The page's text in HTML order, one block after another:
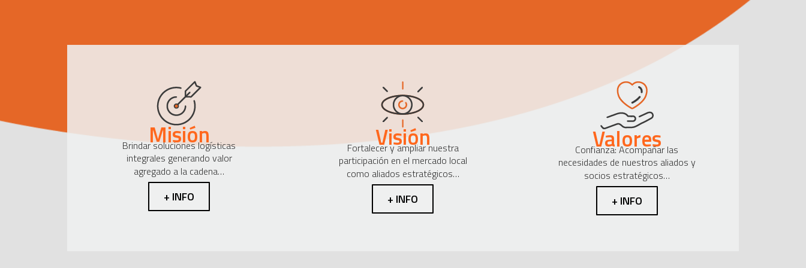
Misión
Brindar soluciones logísticas
integrales generando valor
agregado a la cadena…
+ INFO
Visión
Fortalecer y ampliar nuestra
participación en el mercado local
como aliados estratégicos…
+ INFO
Valores
Confianza: Acompañar las
necesidades de nuestros aliados y
socios estratégicos…
+ INFO